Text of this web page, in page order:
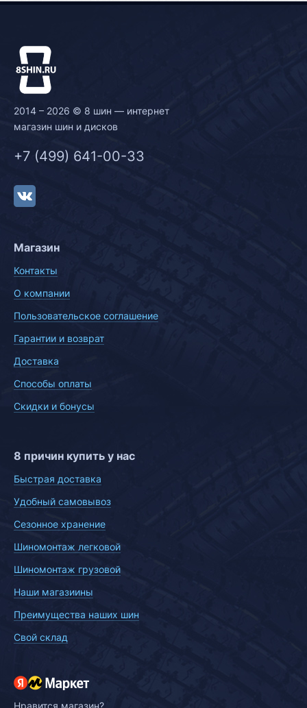
2014 – 2026 © 8 шин — интернет
магазин шин и дисков
+7 (499) 641-00-33
Магазин
Контакты
О компании
Пользовательское соглашение
Гарантии и возврат
Доставка
Способы оплаты
Скидки и бонусы
8 причин купить у нас
Быстрая доставка
Удобный самовывоз
Сезонное хранение
Шиномонтаж легковой
Шиномонтаж грузовой
Наши магазиины
Преимущества наших шин
Свой склад
Нравится магазин?